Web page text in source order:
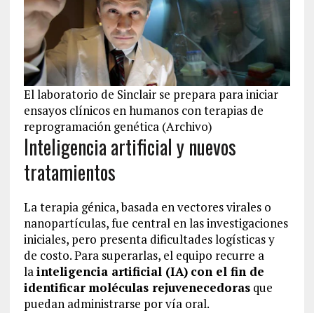
El laboratorio de Sinclair se prepara para iniciar
ensayos clínicos en humanos con terapias de
reprogramación genética (Archivo)
Inteligencia artificial y nuevos
tratamientos
La terapia génica, basada en vectores virales o
nanopartículas, fue central en las investigaciones
iniciales, pero presenta dificultades logísticas y
de costo. Para superarlas, el equipo recurre a
lainteligencia artificial (IA) con el fin de
identificar moléculas rejuvenecedorasque
puedan administrarse por vía oral.